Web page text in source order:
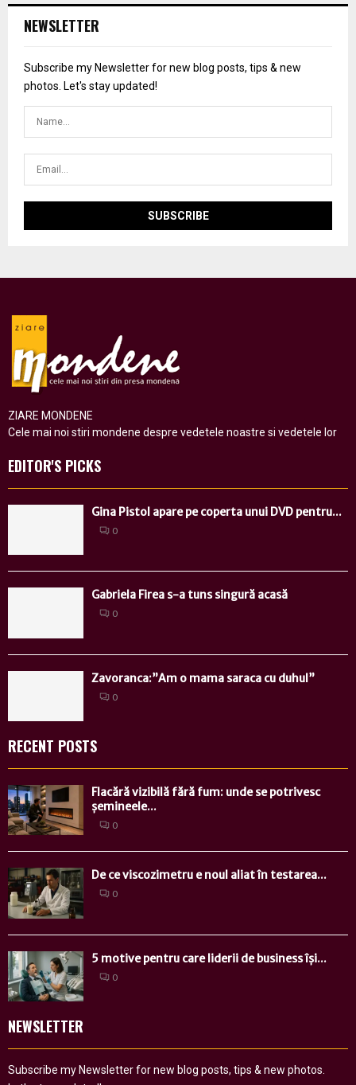
NEWSLETTER
Subscribe my Newsletter for new blog posts, tips & new
photos. Let's stay updated!
ZIARE MONDENE
Cele mai noi stiri mondene despre vedetele noastre si vedetele lor
EDITOR'S PICKS
Gina Pistol apare pe coperta unui DVD pentru...
0
Gabriela Firea s-a tuns singură acasă
0
Zavoranca:”Am o mama saraca cu duhul”
0
RECENT POSTS
Flacără vizibilă fără fum: unde se potrivesc
șemineele...
0
De ce viscozimetru e noul aliat în testarea...
0
5 motive pentru care liderii de business își...
0
NEWSLETTER
Subscribe my Newsletter for new blog posts, tips & new photos.